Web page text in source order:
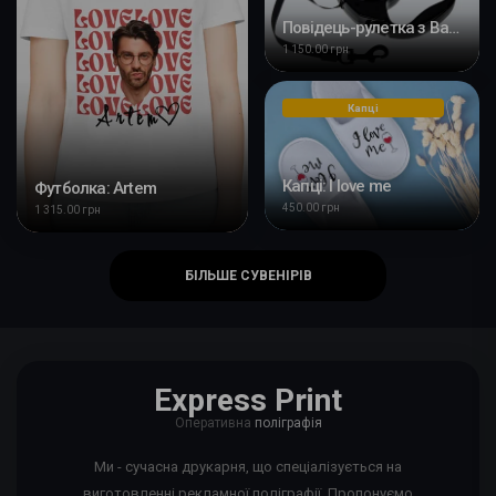
Футболка: Artem
1 315.00 грн
Повідець-рулетка з Вашим дизайном
1 150.00 грн
Капці
Капці: I love me
450.00 грн
БІЛЬШЕ СУВЕНІРІВ
Express Print
Оперативна поліграфія
Ми - сучасна друкарня, що спеціалізується на